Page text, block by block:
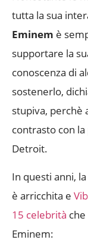
tutta la sua
Eminem è
supportare la
conoscenza di
sostenerlo,
stupiva, perchè
contrasto con
Detroit.
In questi anni,
è arricchita e
15 celebrità
Eminem: